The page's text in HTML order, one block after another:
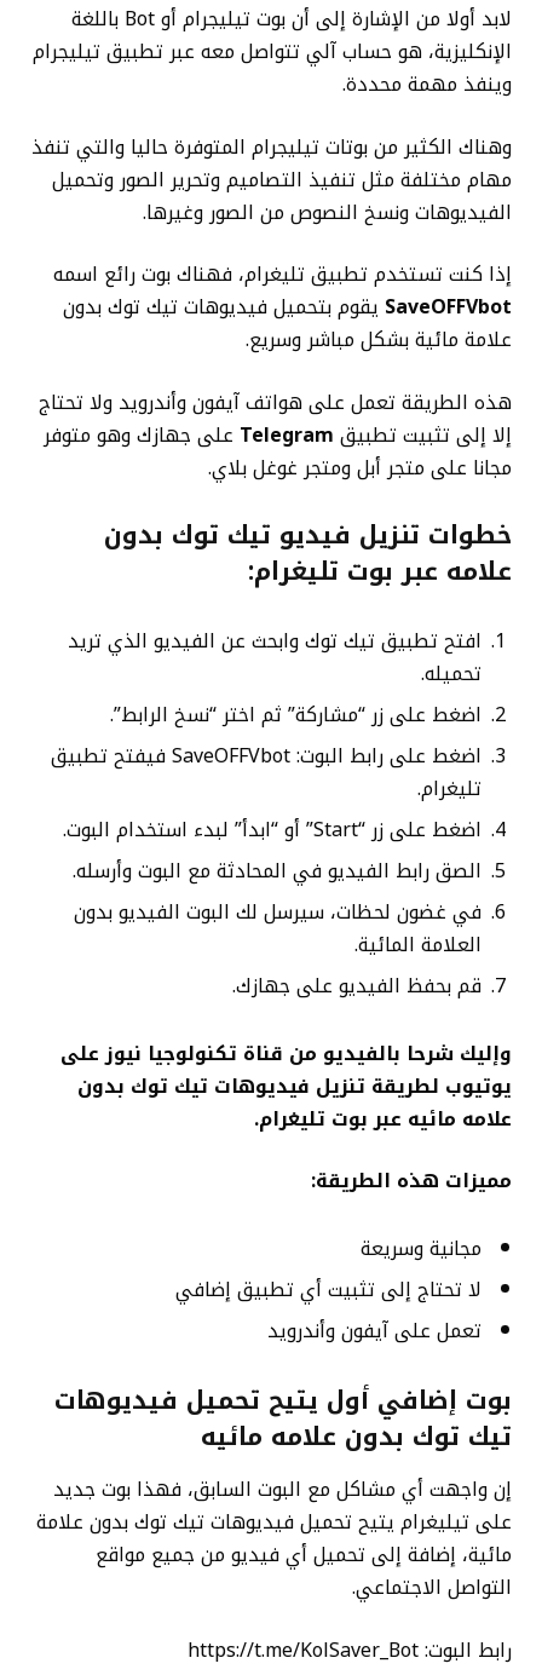
لابد أولا من الإشارة إلى أن بوت تيليجرام أو Bot باللغة
الإنكليزية، هو حساب آلي تتواصل معه عبر تطبيق تيليجرام
وينفذ مهمة محددة.
وهناك الكثير من بوتات تيليجرام المتوفرة حاليا والتي تنفذ
مهام مختلفة مثل تنفيذ التصاميم وتحرير الصور وتحميل
الفيديوهات ونسخ النصوص من الصور وغيرها.
إذا كنت تستخدم تطبيق تليغرام، فهناك بوت رائع اسمه
SaveOFFVbot يقوم بتحميل فيديوهات تيك توك بدون
علامة مائية بشكل مباشر وسريع.
هذه الطريقة تعمل على هواتف آيفون وأندرويد ولا تحتاج
إلا إلى تثبيت تطبيق Telegram على جهازك وهو متوفر
مجانا على متجر أبل ومتجر غوغل بلاي.
خطوات تنزيل فيديو تيك توك بدون
علامه عبر بوت تليغرام:
افتح تطبيق تيك توك وابحث عن الفيديو الذي تريد
تحميله.
اضغط على زر “مشاركة” ثم اختر “نسخ الرابط”.
اضغط على رابط البوت: SaveOFFVbot فيفتح تطبيق
تليغرام.
اضغط على زر “Start” أو “ابدأ” لبدء استخدام البوت.
الصق رابط الفيديو في المحادثة مع البوت وأرسله.
في غضون لحظات، سيرسل لك البوت الفيديو بدون
العلامة المائية.
قم بحفظ الفيديو على جهازك.
وإليك شرحا بالفيديو من قناة تكنولوجيا نيوز على
يوتيوب لطريقة تنزيل فيديوهات تيك توك بدون
علامه مائيه عبر بوت تليغرام.
مميزات هذه الطريقة:
مجانية وسريعة
لا تحتاج إلى تثبيت أي تطبيق إضافي
تعمل على آيفون وأندرويد
بوت إضافي أول يتيح تحميل فيديوهات
تيك توك بدون علامه مائيه
إن واجهت أي مشاكل مع البوت السابق، فهذا بوت جديد
على تيليغرام يتيح تحميل فيديوهات تيك توك بدون علامة
مائية، إضافة إلى تحميل أي فيديو من جميع مواقع
التواصل الاجتماعي.
رابط البوت: https://t.me/KolSaver_Bot